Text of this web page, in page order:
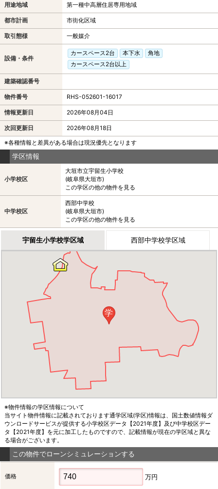
用途地域 第一種中高層住居専用地域
都市計画 市街化区域
取引態様 一般媒介
設備・条件
カースペース2台 本下水
角地
カースペース2台以上
建築確認番号
物件番号 RHS-052601-16017
情報更新日 2026年08月04日
次回更新日
2026年08月18日
※各種情報と差異がある場合は現況優先となります
学区情報
小学校区
大垣市立宇留生小学校
(岐阜県大垣市)
この学区の他の物件を見る
中学校区
西部中学校
(岐阜県大垣市)
この学区の他の物件を見る
宇留生小学校学区域 西部中学校学区域
学
※物件情報の学区情報について
当サイト物件情報に記載されております通学区域(学区)情報は、国土数値情報ダ
ウンロードサービスが提供する小学校区データ【2021年度】及び中学校区デー
タ【2021年度】を元に加工したものですので、記載情報が現在の学区域と異な
る場合がございます。
この物件でローンシミュレーションする
価格 万円